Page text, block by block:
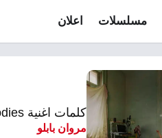
مسلسلات اعلان
كلمات اغنية Melodies مروان بابلو
مروان بابلو